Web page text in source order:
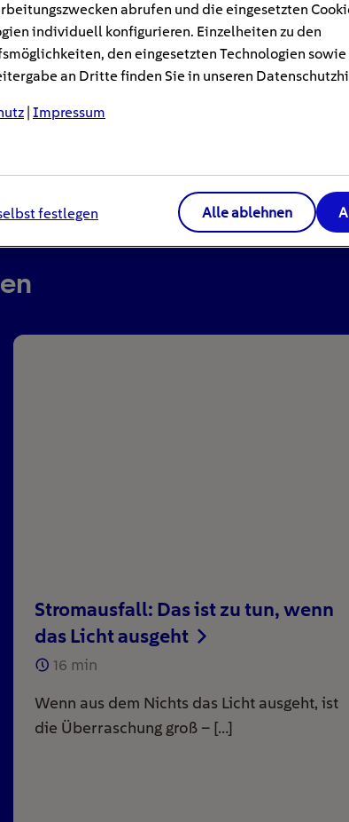
Stromausfall: Das ist zu tun, wenn
das Licht ausgeht
16 min
Wenn aus dem Nichts das Licht ausgeht, ist
die Überraschung groß – […]
abrufen und die eingesetzten
individuell konfigurieren. Einzelheiten zu den
den eingesetzten Technologien
an Dritte finden Sie in unseren
Impressum
festlegen Alle ablehnen